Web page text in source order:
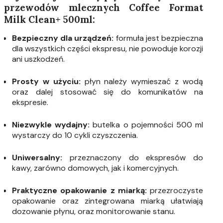
przewodów mlecznych Coffee Format
Milk Clean+ 500ml:
Bezpieczny dla urządzeń: formuła jest bezpieczna
dla wszystkich części ekspresu, nie powoduje korozji
ani uszkodzeń.
Prosty w użyciu: płyn należy wymieszać z wodą
oraz dalej stosować się do komunikatów na
ekspresie.
Niezwykle wydajny: butelka o pojemności 500 ml
wystarczy do 10 cykli czyszczenia.
Uniwersalny: przeznaczony do ekspresów do
kawy, zarówno domowych, jak i komercyjnych.
Praktyczne opakowanie z miarką: przezroczyste
opakowanie oraz zintegrowana miarką ułatwiają
dozowanie płynu, oraz monitorowanie stanu.